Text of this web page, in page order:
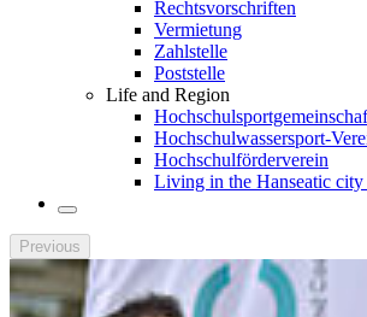
Rechtsvorschriften
Vermietung
Zahlstelle
Poststelle
Life and Region
Hochschulwassersport-
Hochschulförderverein
Living in the Hanseatic city
Previous